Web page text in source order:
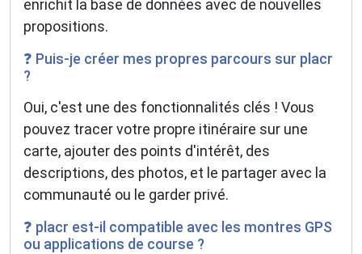
enrichit la base de données avec de nouvelles
propositions.
❓ Puis-je créer mes propres parcours sur placr
?
Oui, c'est une des fonctionnalités clés ! Vous
pouvez tracer votre propre itinéraire sur une
carte, ajouter des points d'intérêt, des
descriptions, des photos, et le partager avec la
communauté ou le garder privé.
❓ placr est-il compatible avec les montres GPS
ou applications de course ?